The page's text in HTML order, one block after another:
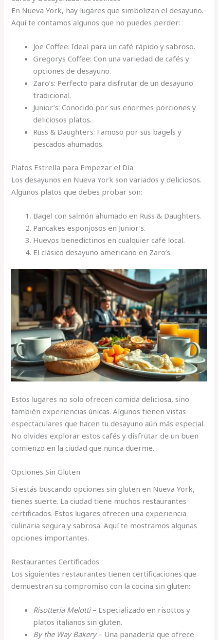
En Nueva York, hay lugares que simbolizan el desayuno.
Aquí te contamos algunos que no puedes perder:
Joe Coffee: Ideal para un café rápido y sabroso.
Gregorys Coffee: Con una variedad de cafés y
opciones de desayuno.
Zaro’s: Perfecto para disfrutar de un desayuno
tradicional.
Junior’s: Conocido por sus enormes porciones y
deliciosos platos.
Russ & Daughters: Famoso por sus bagels y
pescados ahumados.
Platos Estrella para Empezar el Día
Los desayunos en Nueva York son variados y deliciosos.
Algunos platos que debes probar son:
Bagel con salmón ahumado en Russ & Daughters.
Pancakes esponjosos en Junior’s.
Huevos benedictinos en cualquier café local.
El clásico desayuno americano en Zaro’s.
Estos lugares no solo ofrecen comida deliciosa, sino
también experiencias únicas. Algunos tienen vistas
espectaculares que hacen tu desayuno aún más especial.
No olvides explorar estos cafés y disfrutar de un buen
comienzo en la ciudad que nunca duerme.
Opciones Sin Gluten
Si estás buscando opciones sin gluten en Nueva York,
tienes suerte. La ciudad tiene muchos restaurantes
certificados. Estos lugares ofrecen una experiencia
culinaria segura y sabrosa. Aquí te mostramos algunas
opciones importantes.
Restaurantes Certificados
Los siguientes restaurantes tienen certificaciones que
demuestran su compromiso con la cocina sin gluten:
Risotteria Melotti– Especializado en risottos y
platos italianos sin gluten.
By the Way Bakery– Una panadería que ofrece